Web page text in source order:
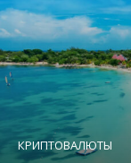
КРИПТОВАЛЮТЫ